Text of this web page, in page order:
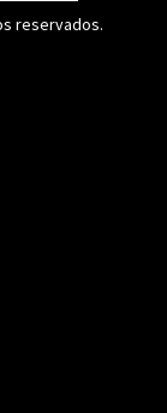
reservados.